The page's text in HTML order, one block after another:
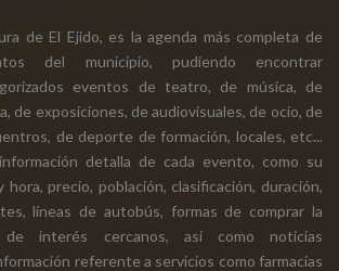
de El Ejido, es la agenda más completa de
del municipio, pudiendo encontrar
eventos de teatro, de música, de
de exposiciones, de audiovisuales, de ocio, de
de deporte de formación, locales, etc...
detalla de cada evento, como su
hora, precio, población, clasificación, duración,
líneas de autobús, formas de comprar la
de interés cercanos, así como noticias
referente a servicios como farmacias